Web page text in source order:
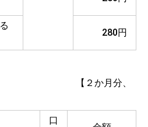
280円
【２か月分、
口